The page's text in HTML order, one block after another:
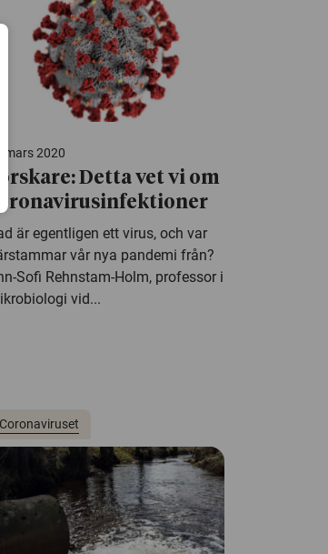
mars 2020
Detta vet vi om
är egentligen ett virus, och var
vår nya pandemi från?
Sofi Rehnstam-Holm, professor i
vid...
Coronaviruset